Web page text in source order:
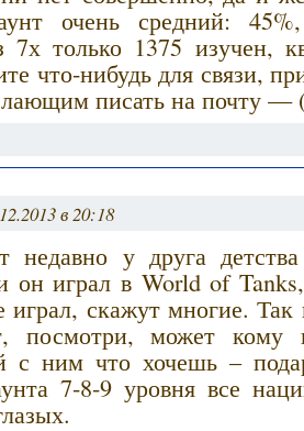
очень средний:
7х только 1375 изучен,
что-нибудь для связи,
писать на почту —
в 20:18
недавно у друга
он играл в World of
играл, скажут многие. Так
посмотри, может кому
с ним что хочешь –
7-8-9 уровня все